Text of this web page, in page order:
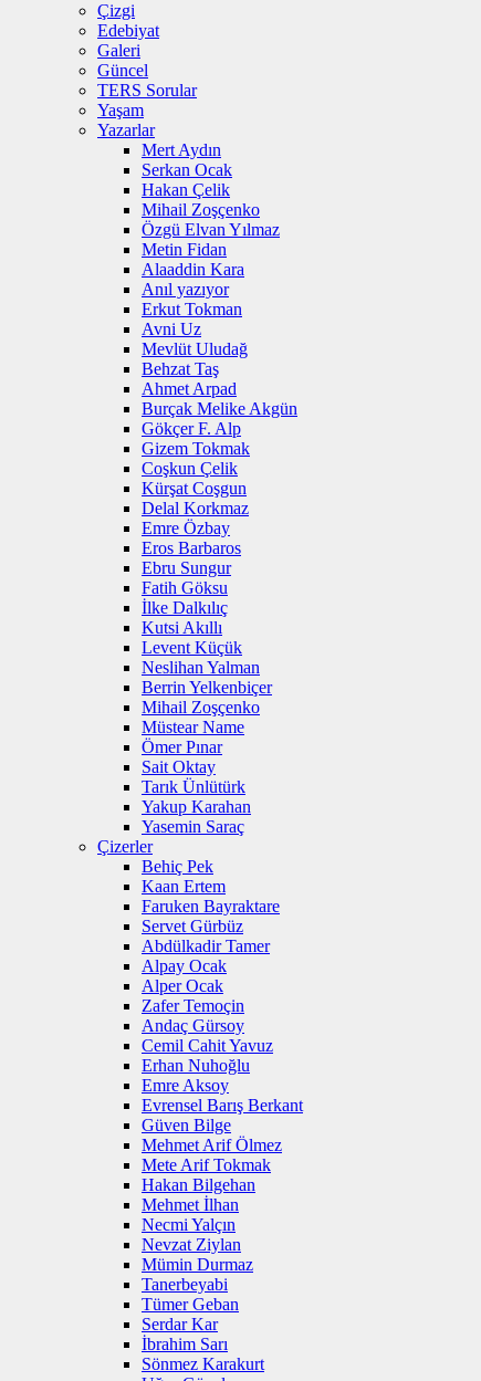
Çizgi
Edebiyat
Galeri
Güncel
TERS Sorular
Yaşam
Yazarlar
Mert Aydın
Serkan Ocak
Hakan Çelik
Mihail Zoşçenko
Özgü Elvan Yılmaz
Metin Fidan
Alaaddin Kara
Anıl yazıyor
Erkut Tokman
Avni Uz
Mevlüt Uludağ
Behzat Taş
Ahmet Arpad
Burçak Melike Akgün
Gökçer F. Alp
Gizem Tokmak
Coşkun Çelik
Kürşat Coşgun
Delal Korkmaz
Emre Özbay
Eros Barbaros
Ebru Sungur
Fatih Göksu
İlke Dalkılıç
Kutsi Akıllı
Levent Küçük
Neslihan Yalman
Berrin Yelkenbiçer
Mihail Zoşçenko
Müstear Name
Ömer Pınar
Sait Oktay
Tarık Ünlütürk
Yakup Karahan
Yasemin Saraç
Çizerler
Behiç Pek
Kaan Ertem
Faruken Bayraktare
Servet Gürbüz
Abdülkadir Tamer
Alpay Ocak
Alper Ocak
Zafer Temoçin
Andaç Gürsoy
Cemil Cahit Yavuz
Erhan Nuhoğlu
Emre Aksoy
Evrensel Barış Berkant
Güven Bilge
Mehmet Arif Ölmez
Mete Arif Tokmak
Hakan Bilgehan
Mehmet İlhan
Necmi Yalçın
Nevzat Ziylan
Mümin Durmaz
Tanerbeyabi
Tümer Geban
Serdar Kar
İbrahim Sarı
Sönmez Karakurt